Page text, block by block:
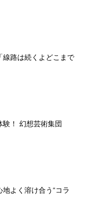
線路は続くよどこまで
験！ 幻想芸術集団
よく溶け合う“コラ